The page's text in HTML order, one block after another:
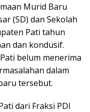
Murid Baru
(SD) dan Sekolah
Pati tahun
dan kondusif.
belum menerima
dalam
tersebut.
dari Fraksi PDI